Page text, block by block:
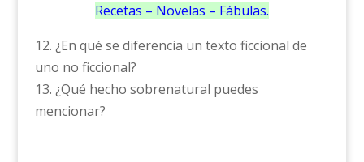
Recetas – Novelas – Fábulas.
12. ¿En qué se diferencia un texto ficcional de
uno no ficcional?
13. ¿Qué hecho sobrenatural puedes
mencionar?